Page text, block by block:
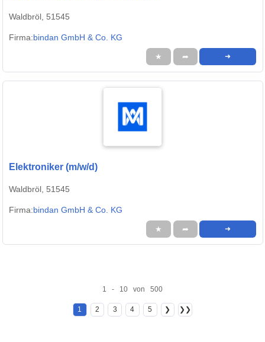
Waldbröl, 51545
Firma:bindan GmbH & Co. KG
★ ➦ ➜
Elektroniker (m/w/d)
Waldbröl, 51545
Firma:bindan GmbH & Co. KG
★ ➦ ➜
1 - 10 von 500
1 2 3 4 5 ❯ ❯❯